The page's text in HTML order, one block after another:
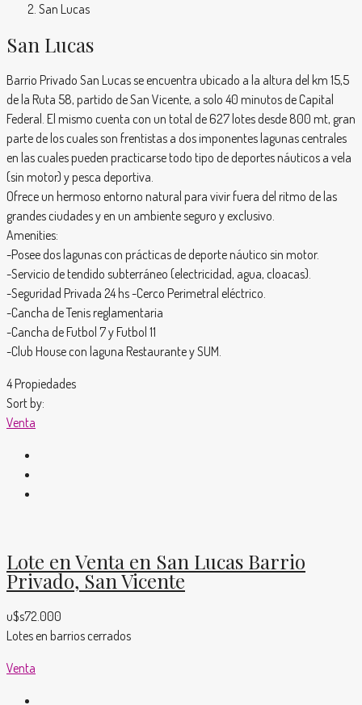
San Lucas
San Lucas
Barrio Privado San Lucas se encuentra ubicado a la altura del km 15,5
de la Ruta 58, partido de San Vicente, a solo 40 minutos de Capital
Federal. El mismo cuenta con un total de 627 lotes desde 800 mt, gran
parte de los cuales son frentistas a dos imponentes lagunas centrales
en las cuales pueden practicarse todo tipo de deportes náuticos a vela
(sin motor) y pesca deportiva.
Ofrece un hermoso entorno natural para vivir fuera del ritmo de las
grandes ciudades y en un ambiente seguro y exclusivo.
Amenities:
-Posee dos lagunas con prácticas de deporte náutico sin motor.
-Servicio de tendido subterráneo (electricidad, agua, cloacas).
-Seguridad Privada 24 hs -Cerco Perimetral eléctrico.
-Cancha de Tenis reglamentaria
-Cancha de Futbol 7 y Futbol 11
-Club House con laguna Restaurante y SUM.
4 Propiedades
Sort by:
Venta
Lote en Venta en San Lucas Barrio
Privado, San Vicente
u$s72.000
Lotes en barrios cerrados
Venta